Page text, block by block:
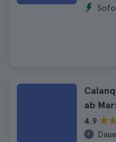
ab
4.9